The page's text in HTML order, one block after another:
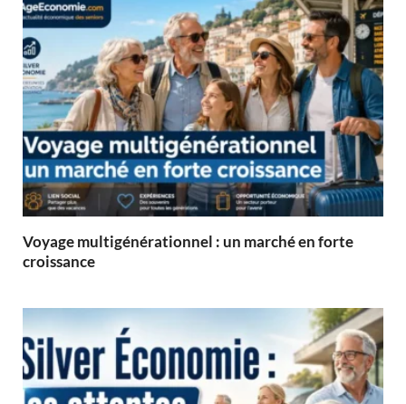
Voyage multigénérationnel : un marché en forte
croissance